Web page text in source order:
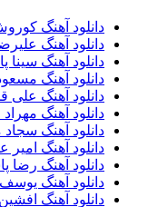
دانلود آهنگ
دانلود آهنگ
دانلود آهنگ سینا
دانلود آهنگ
دانلود آهنگ
دانلود آهنگ
دانلود آهنگ سجاد
دانلود آهنگ
دانلود آهنگ رضا
دانلود آهنگ
دانلود آهنگ